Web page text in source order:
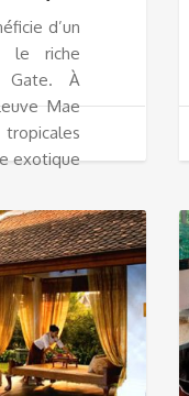
d’un
le riche
Gate. À
Mae
exotique